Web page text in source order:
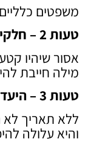
משפטים
טעות 2 – חלקים מודפסים
אסור שיהיו
מילה חייבת
טעות 3 – היעדר תאריך
ללא תאריך לא
והיא עלולה